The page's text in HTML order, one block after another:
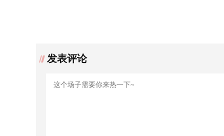
发表评论